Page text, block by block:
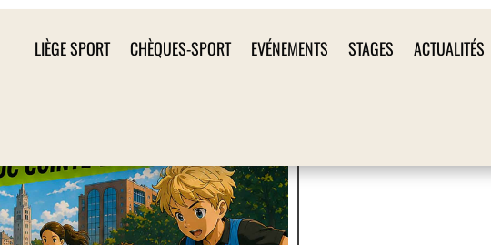
LIÈGE SPORT CHÈQUES-SPORT EVÉNEMENTS STAGES ACTUALITÉS